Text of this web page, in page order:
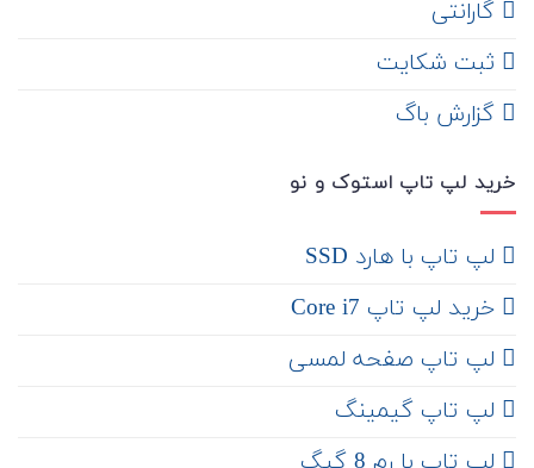
گارانتی
ثبت شکایت
‌ گزارش باگ
خرید لپ تاپ استوک و نو
لپ تاپ با هارد SSD
خرید لپ تاپ Core i7
لپ تاپ صفحه لمسی
لپ تاپ گیمینگ